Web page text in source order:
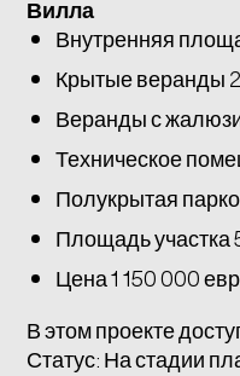
Вилла
Внутренняя
Крытые веранды
Веранды с жалюзи
Техническое
Полукрытая
Площадь участка
Цена 1 150 000
В этом проекте
Статус: На стадии